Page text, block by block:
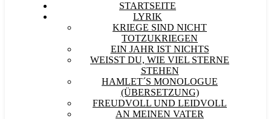
STARTSEITE
LYRIK
KRIEGE SIND NICHT
TOTZUKRIEGEN
EIN JAHR IST NICHTS
WEISST DU, WIE VIEL STERNE S
TEHEN
HAMLET´S MONOLOGUE
(ÜBERSETZUNG)
FREUDVOLL UND LEIDVOLL
AN MEINEN VATER